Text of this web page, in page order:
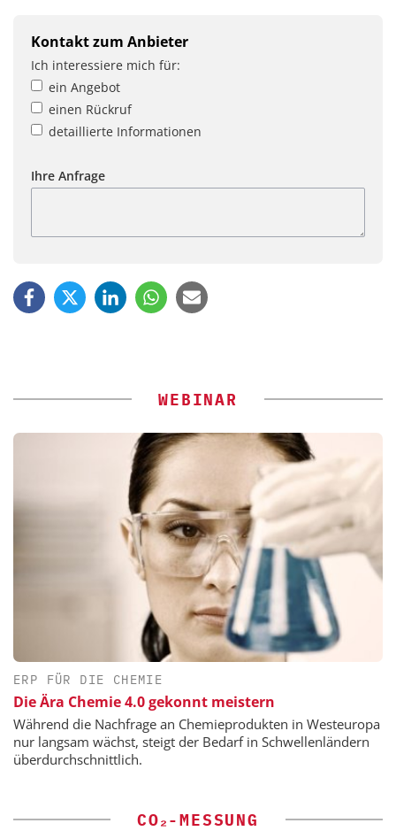
Kontakt zum Anbieter
Ich interessiere mich für:
ein Angebot
einen Rückruf
detaillierte Informationen
Ihre Anfrage
WEBINAR
ERP FÜR DIE CHEMIE
Die Ära Chemie 4.0 gekonnt meistern
Während die Nachfrage an Chemieprodukten in Westeuropa
nur langsam wächst, steigt der Bedarf in Schwellenländern
überdurchschnittlich.
CO₂-MESSUNG